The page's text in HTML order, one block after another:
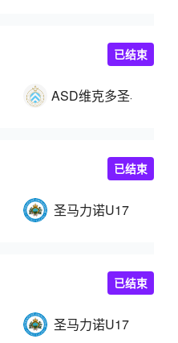
ASD维克多圣马力诺
已结束
圣马力诺U17
已结束
圣马力诺U17
已结束